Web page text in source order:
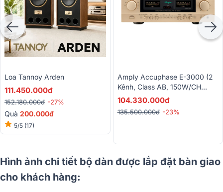
Loa Tannoy Arden
111.450.000đ
152.180.000đ -27%
Quà 200.000đ
5/5 (17)
Amply Accuphase E-3000 (2
Kênh, Class AB, 150W/CH
4Ohm, Made In Japan)
104.330.000đ
135.500.000đ -23%
Hình ảnh chi tiết bộ dàn được lắp đặt bàn giao
cho khách hàng: